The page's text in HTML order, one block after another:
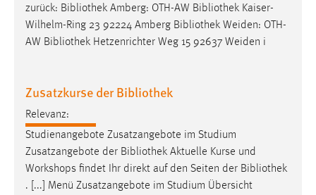
zurück: Bibliothek Amberg: OTH-AW Bibliothek Kaiser-
Wilhelm-Ring 23 92224 Amberg Bibliothek Weiden: OTH-
AW Bibliothek Hetzenrichter Weg 15 92637 Weiden i
Zusatzkurse der Bibliothek
Relevanz:
Studienangebote Zusatzangebote im Studium
Zusatzangebote der Bibliothek Aktuelle Kurse und
Workshops findet Ihr direkt auf den Seiten der Bibliothek
. [...] Menü Zusatzangebote im Studium Übersicht